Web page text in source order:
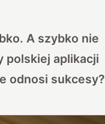
A szybko nie
polskiej aplikacji
odnosi sukcesy?